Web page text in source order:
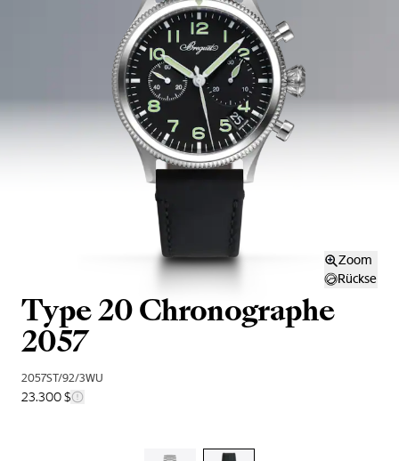
Zoom
Rückseite
Type 20 Chronographe
2057
2057ST/92/3WU
23.300 $